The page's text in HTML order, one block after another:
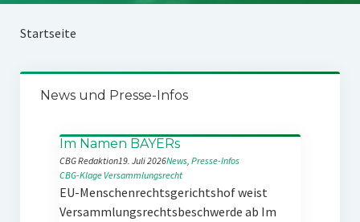
Startseite
News und Presse-Infos
Im Namen BAYERs
CBG Redaktion19. Juli 2026News, Presse-Infos
CBG-Klage Versammlungsrecht
EU-Menschenrechtsgerichtshof weist
Versammlungsrechtsbeschwerde ab Im